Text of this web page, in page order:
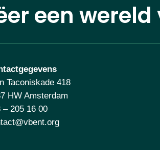
een
Taconiskade 418
HW Amsterdam
– 205 16 00